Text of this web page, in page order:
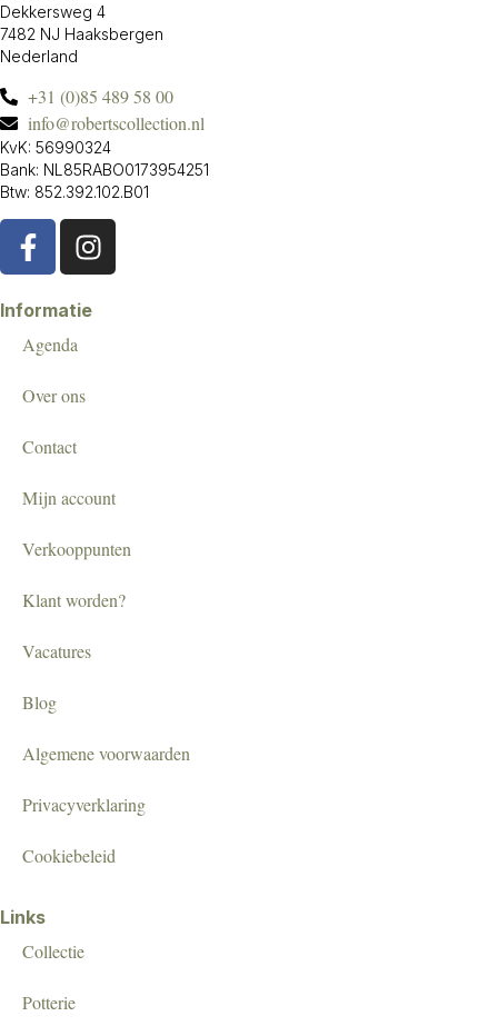
Dekkersweg 4
7482 NJ Haaksbergen
Nederland
+31 (0)85 489 58 00
info@robertscollection.nl
KvK: 56990324
Bank: NL85RABO0173954251
Btw: 852.392.102.B01
Informatie
Agenda
Over ons
Contact
Mijn account
Verkooppunten
Klant worden?
Vacatures
Blog
Algemene voorwaarden
Privacyverklaring
Cookiebeleid
Links
Collectie
Potterie